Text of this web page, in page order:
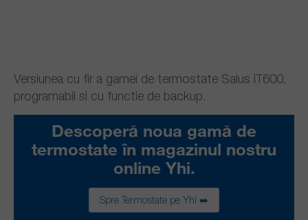
Versiunea cu fir a gamei de termostate Salus iT600,
programabil si cu functie de backup.
Descoperă noua gamă de
termostate în magazinul nostru
online Yhi.
Spre Termostate pe Yhi ➡️